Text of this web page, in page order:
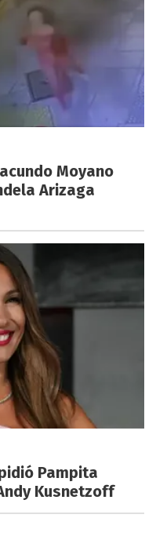
Moyano
Arizaga
Pampita
Kusnetzoff